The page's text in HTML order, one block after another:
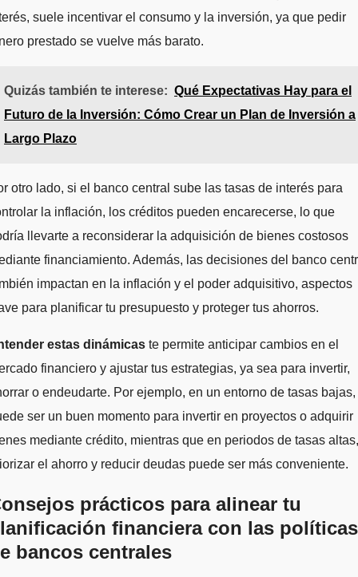
suele incentivar el consumo y la inversión, ya que pedir
prestado se vuelve más barato.
Quizás también te interese: Qué Expectativas Hay para el
Futuro de la Inversión: Cómo Crear un Plan de Inversión a
Largo Plazo
otro lado, si el banco central sube las tasas de interés para
la inflación, los créditos pueden encarecerse, lo que
llevarte a reconsiderar la adquisición de bienes costosos
financiamiento. Además, las decisiones del banco
impactan en la inflación y el poder adquisitivo, aspectos
para planificar tu presupuesto y proteger tus ahorros.
estas dinámicas te permite anticipar cambios en el
financiero y ajustar tus estrategias, ya sea para invertir,
o endeudarte. Por ejemplo, en un entorno de tasas bajas,
ser un buen momento para invertir en proyectos o adquirir
mediante crédito, mientras que en periodos de tasas altas,
el ahorro y reducir deudas puede ser más conveniente.
prácticos para alinear tu
financiera con las políticas
bancos centrales